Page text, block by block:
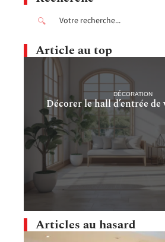
Article au top
DÉCORATION
Décorer le hall d’entrée
Articles au hasard